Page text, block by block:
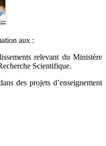
aux :
relevant du Ministère
Scientifique.
des projets d’enseignement